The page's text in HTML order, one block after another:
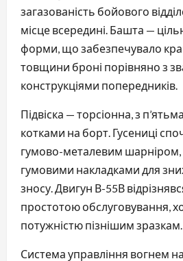
загазованість бойового
місце всередині. Башта —
форми, що забезпечувало
товщини броні порівняно з
конструкціями попередників.
Підвіска — торсіонна, з
котками на борт. Гусениці
гумово-металевим шарніром,
гумовими накладками для
зносу. Двигун В-55В
простотою обслуговування,
потужністю пізнішим зразкам.
Система управління вогнем